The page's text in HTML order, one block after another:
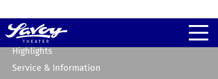
Highlights
Service & Information